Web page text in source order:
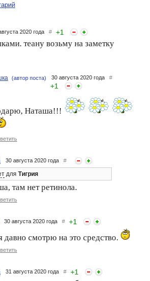
Гостюшка. Мои
года
Гостюшка. Мои
косметические
экземпляры, добравшиеся
до донышка. Июнь
2020 года # +1
теану возьму на заметку
(автор поста) 30 августа 2020 года #
+1
Наташа!!!
30 августа 2020 года #
для Тигрия
там нет ретинола.
30 августа 2020 года # +1
давно смотрю на это средство.
31 августа 2020 года # +1